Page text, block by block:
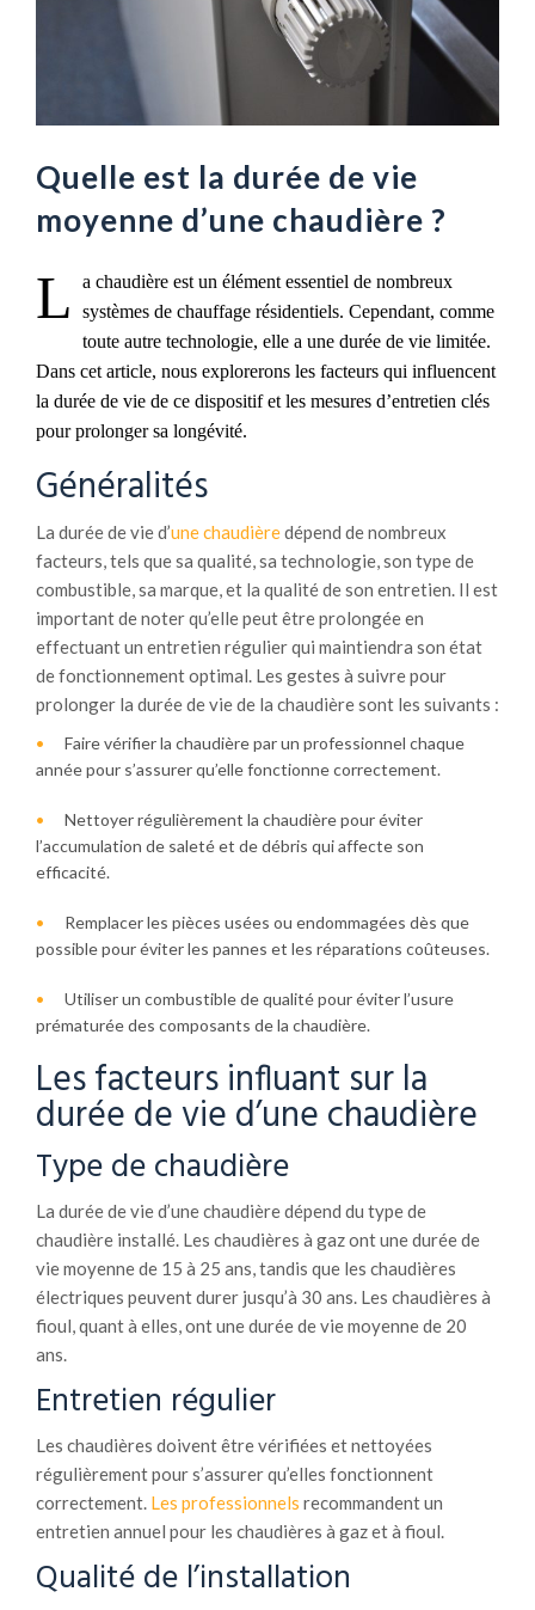
Quelle est la durée de vie
moyenne d’une chaudière ?
L
a chaudière est un élément essentiel de nombreux
systèmes de chauffage résidentiels. Cependant, comme
toute autre technologie, elle a une durée de vie limitée.
Dans cet article, nous explorerons les facteurs qui influencent
la durée de vie de ce dispositifet les mesures d’entretien clés
pour prolonger sa longévité.
Généralités
La durée de vie d’une chaudièredépend de nombreux
facteurs, tels que sa qualité, sa technologie, son type de
combustible, sa marque, et la qualité de son entretien. Il est
important de noter qu’elle peut être prolongée en
effectuant un entretien régulier qui maintiendra son état
de fonctionnement optimal. Les gestes à suivre pour
prolonger la durée de vie de la chaudière sont les suivants :
Faire vérifier la chaudière par un professionnel chaque
année pour s’assurer qu’elle fonctionne correctement.
Nettoyer régulièrement la chaudière pour éviter
l’accumulation de saleté et de débris qui affecte son
efficacité.
Remplacer les pièces usées ou endommagées dès que
possible pour éviter les pannes et les réparations coûteuses.
Utiliser un combustible de qualité pour éviter l’usure
prématurée des composants de la chaudière.
Les facteurs influant sur la
durée de vie d’une chaudière
Type de chaudière
La durée de vie d’une chaudière dépend du type de
chaudière installé. Les chaudières à gaz ont une durée de
vie moyenne de 15 à 25 ans, tandis que les chaudières
électriques peuvent durer jusqu’à 30 ans. Les chaudières à
fioul, quant à elles, ont une durée de vie moyenne de 20
ans.
Entretien régulier
Les chaudières doivent être vérifiées et nettoyées
régulièrement pour s’assurer qu’elles fonctionnent
correctement. Les professionnels recommandent un
entretien annuel pour les chaudières à gaz et à fioul.
Qualité de l’installation